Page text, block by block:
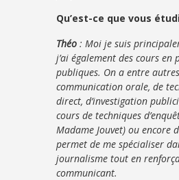
Qu’est-ce que vous
Théo : Moi je suis
j’ai également des cours
publiques. On a entre
communication orale, de
direct, d’investigation
cours de techniques
Madame Jouvet) ou encore
permet de me spécialiser
journalisme tout en
communicant.